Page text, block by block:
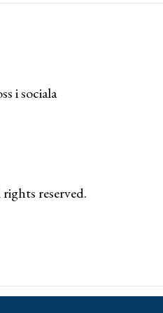
i sociala
reserved.